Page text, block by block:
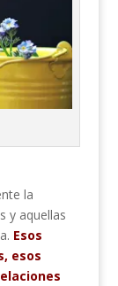
la
y aquellas
Esos
esos